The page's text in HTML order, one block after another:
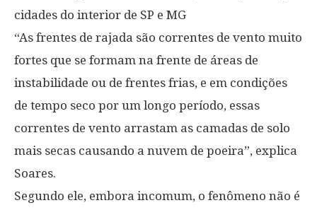
cidades do interior de SP e MG
“As frentes de rajada são correntes de vento muito
fortes que se formam na frente de áreas de
instabilidade ou de frentes frias, e em condições
de tempo seco por um longo período, essas
correntes de vento arrastam as camadas de solo
mais secas causando a nuvem de poeira”, explica
Soares.
Segundo ele, embora incomum, o fenômeno não é